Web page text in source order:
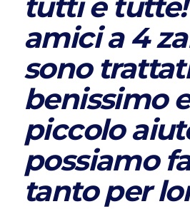
amici a 4
sono
benissimo
piccolo
possiamo
tanto per